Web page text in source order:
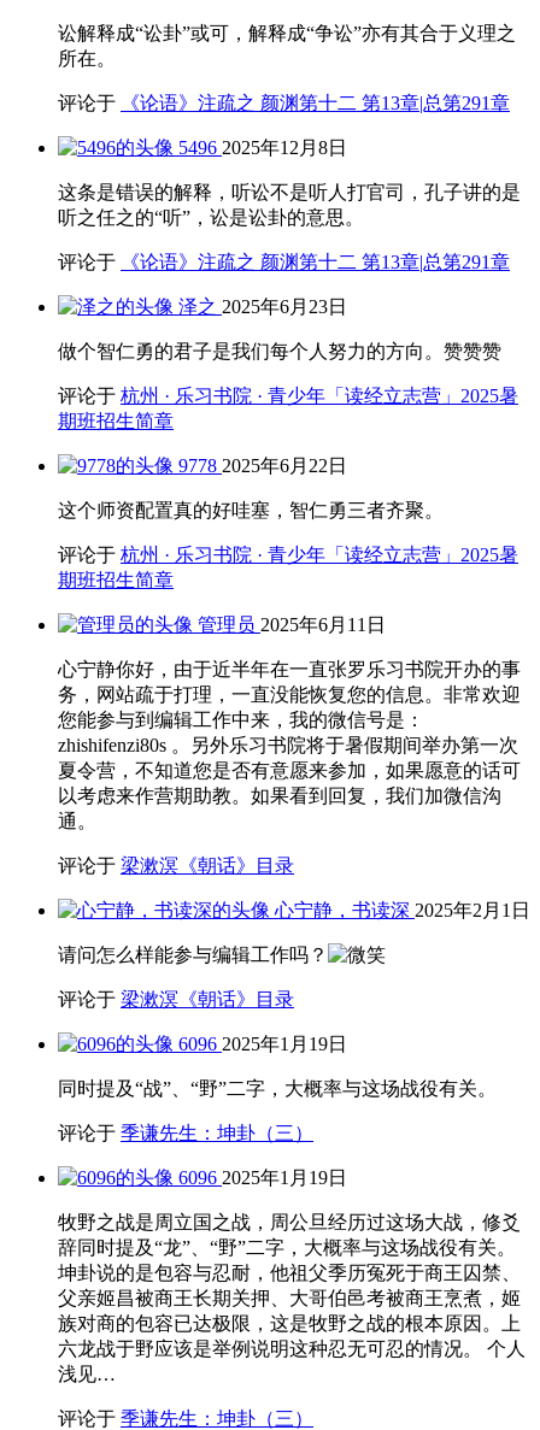
讼解释成“讼卦”或可，解释成“争讼”亦有其合于义理之
所在。
评论于 《论语》注疏之 颜渊第十二 第13章|总第291章
5496 2025年12月8日
这条是错误的解释，听讼不是听人打官司，孔子讲的是
听之任之的“听”，讼是讼卦的意思。
评论于 《论语》注疏之 颜渊第十二 第13章|总第291章
泽之 2025年6月23日
做个智仁勇的君子是我们每个人努力的方向。赞赞赞
评论于 杭州 · 乐习书院 · 青少年「读经立志营」2025暑
期班招生简章
9778 2025年6月22日
这个师资配置真的好哇塞，智仁勇三者齐聚。
评论于 杭州 · 乐习书院 · 青少年「读经立志营」2025暑
期班招生简章
管理员 2025年6月11日
心宁静你好，由于近半年在一直张罗乐习书院开办的事
务，网站疏于打理，一直没能恢复您的信息。非常欢迎
您能参与到编辑工作中来，我的微信号是：
zhishifenzi80s 。另外乐习书院将于暑假期间举办第一次
夏令营，不知道您是否有意愿来参加，如果愿意的话可
以考虑来作营期助教。如果看到回复，我们加微信沟
通。
评论于 梁漱溟《朝话》目录
心宁静，书读深 2025年2月1日
请问怎么样能参与编辑工作吗？
评论于 梁漱溟《朝话》目录
6096 2025年1月19日
同时提及“战”、“野”二字，大概率与这场战役有关。
评论于 季谦先生：坤卦（三）
6096 2025年1月19日
牧野之战是周立国之战，周公旦经历过这场大战，修爻
辞同时提及“龙”、“野”二字，大概率与这场战役有关。
坤卦说的是包容与忍耐，他祖父季历冤死于商王囚禁、
父亲姬昌被商王长期关押、大哥伯邑考被商王烹煮，姬
族对商的包容已达极限，这是牧野之战的根本原因。上
六龙战于野应该是举例说明这种忍无可忍的情况。 个人
浅见…
评论于 季谦先生：坤卦（三）